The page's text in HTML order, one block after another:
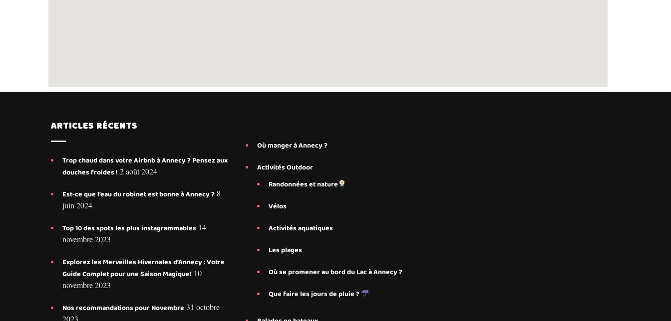
ARTICLES RÉCENTS
Trop chaud dans votre Airbnb à Annecy ? Pensez aux
douches froides ! 2 août 2024
Est-ce que l’eau du robinet est bonne à Annecy ? 8
juin 2024
Top 10 des spots les plus instagrammables 14
novembre 2023
Explorez les Merveilles Hivernales d’Annecy : Votre
Guide Complet pour une Saison Magique! 10
novembre 2023
Nos recommandations pour Novembre 31 octobre
2023
Où manger à Annecy ?
Activités Outdoor
Randonnées et nature
Vélos
Activités aquatiques
Les plages
Où se promener au bord du Lac à Annecy ?
Que faire les jours de pluie ?